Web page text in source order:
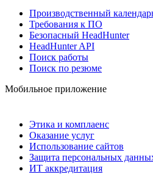
Производственный
Требования к ПО
Безопасный HeadHunter
HeadHunter API
Поиск работы
Поиск по резюме
Мобильное приложение
Этика и комплаенс
Оказание услуг
Использование сайтов
Защита персональных
ИТ аккредитация